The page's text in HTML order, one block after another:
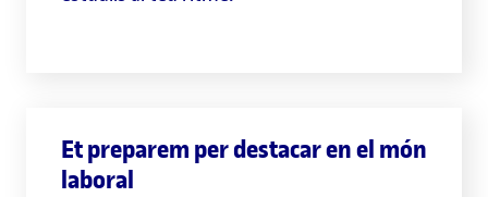
Et preparem per destacar en el món
laboral